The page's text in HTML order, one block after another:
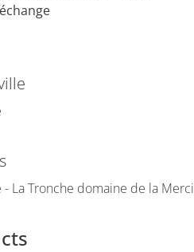
La Tronche domaine de la Merci